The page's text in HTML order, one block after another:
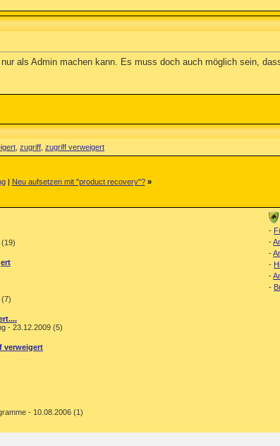
als Admin machen kann. Es muss doch auch möglich sein,
zugriff zugriff verweigert
| Neu aufsetzen mit "product recovery"? »
(7)
- 23.12.2009 (5)
verweigert
- 10.08.2006 (1)
- 27.12.2004 (1)
-
-
-
-
-
-